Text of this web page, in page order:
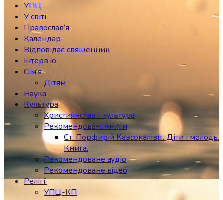
УПЦ
У світі
Православ’я
Календар
Відповідає священник
Інтерв’ю
Сім’я
Дітям
Наука
Культура
Християнство і культура
Рекомендовані книги
Ст. Порфирій Кавсокалівіт. Діти і молодь.
Книга.
Рекомендоване аудіо
Рекомендоване відео
Релігії
УПЦ-КП